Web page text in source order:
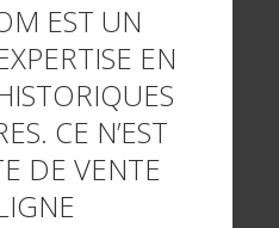
EST UN
EN
CE N’EST
DE VENTE